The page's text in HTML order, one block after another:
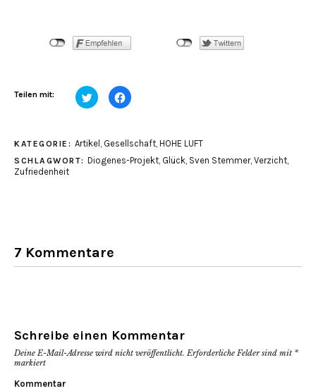
Teilen mit: Klick,
um
teilen
(Wird
in
neuem
Klick,
um
teilen
(Wird
neuem
KATEGORIE: Artikel Gesellschaft, HOHE LUFT
SCHLAGWORT: Diogenes-Projekt Glück Sven Stemmer, Verzicht
Zufriedenheit
7 Kommentare
Schreibe einen Kommentar
Deine E-Mail-Adresse wird nicht veröffentlicht. Erforderliche Felder sind mit *
markiert
Kommentar